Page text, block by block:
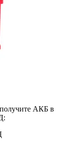
получите АКБ в